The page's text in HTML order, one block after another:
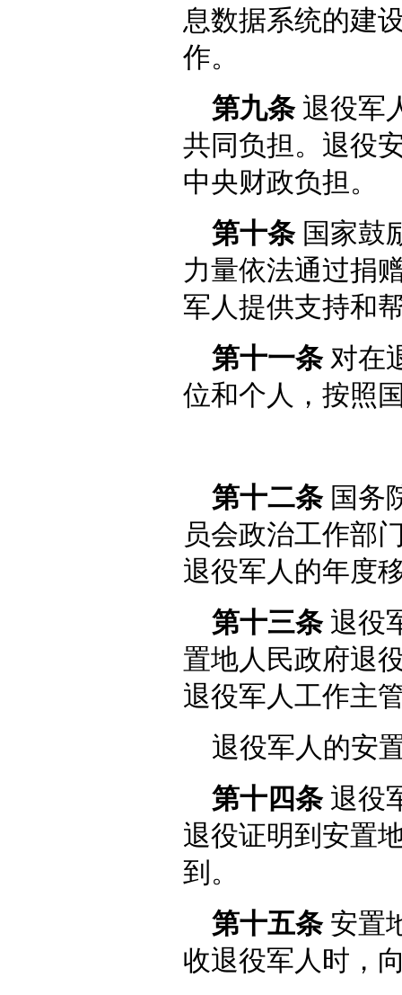
息数据系统的建
作。
第九条退役军
共同负担。退役
中央财政负担。
第十条国家鼓
力量依法通过捐
军人提供支持和
第十一条对在
位和个人，按照
第十二条国务
员会政治工作部
退役军人的年度
第十三条退役
置地人民政府退
退役军人工作主
退役军人的安
第十四条退役
退役证明到安置
到。
第十五条安置
收退役军人时，